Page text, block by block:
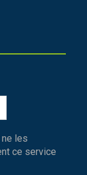
les
ce service